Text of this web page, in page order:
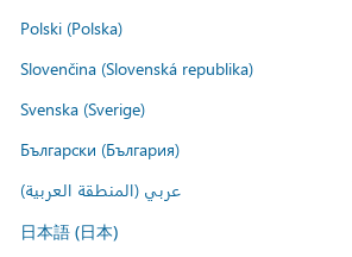
Polski (Polska)
Slovenčina (Slovenská republika)
Svenska (Sverige)
Български (България)
عربي (المنطقة العربية)
日本語 (日本)